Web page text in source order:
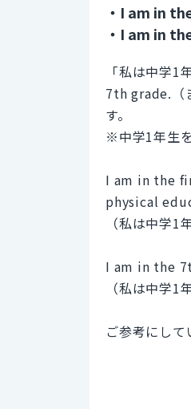
・I am in
・I am in
「私は中学
7th grade.（
す。
※中学1年生
I am in the
physical
（私は中学1
I am in the
（私は中学1
ご参考にして